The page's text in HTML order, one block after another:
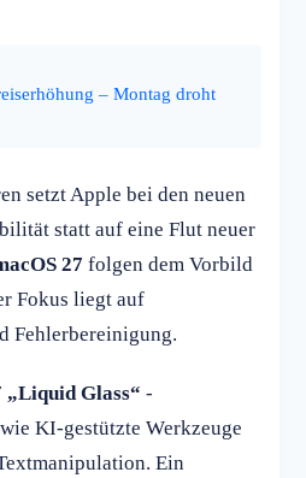
– Montag droht
setzt Apple bei den neuen
statt auf eine Flut neuer
27 folgen dem Vorbild
Fokus liegt auf
Fehlerbereinigung.
„Liquid Glass“ -
KI-gestützte Werkzeuge
Ein